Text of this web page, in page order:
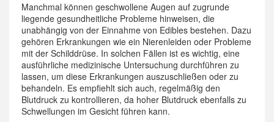
Manchmal können geschwollene Augen auf zugrunde
liegende gesundheitliche Probleme hinweisen, die
unabhängig von der Einnahme von Edibles bestehen. Dazu
gehören Erkrankungen wie ein Nierenleiden oder Probleme
mit der Schilddrüse. In solchen Fällen ist es wichtig, eine
ausführliche medizinische Untersuchung durchführen zu
lassen, um diese Erkrankungen auszuschließen oder zu
behandeln. Es empfiehlt sich auch, regelmäßig den
Blutdruck zu kontrollieren, da hoher Blutdruck ebenfalls zu
Schwellungen im Gesicht führen kann.